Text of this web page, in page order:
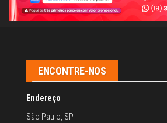
ENCONTRE-NOS
Endereço
São Paulo, SP